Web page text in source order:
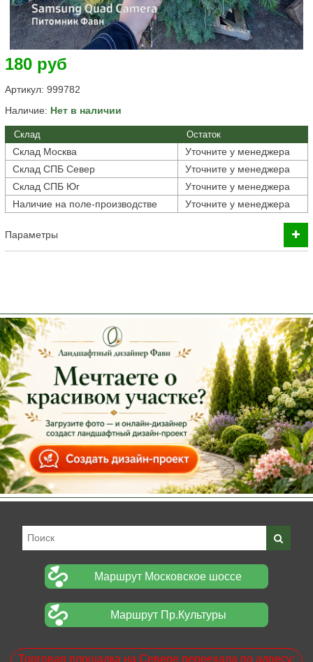
180 руб
Артикул: 999782
Наличие: Нет в наличии
Склад Остаток
Склад Москва
Уточните у менеджера
Склад СПБ Север
Уточните у менеджера
Склад СПБ Юг
Уточните у менеджера
Наличие на поле-производстве
Уточните у менеджера
Параметры
Маршрут Московское шоссе
Маршрут Пр.Культуры
Торговая площадка на Севере переехала по адресу: